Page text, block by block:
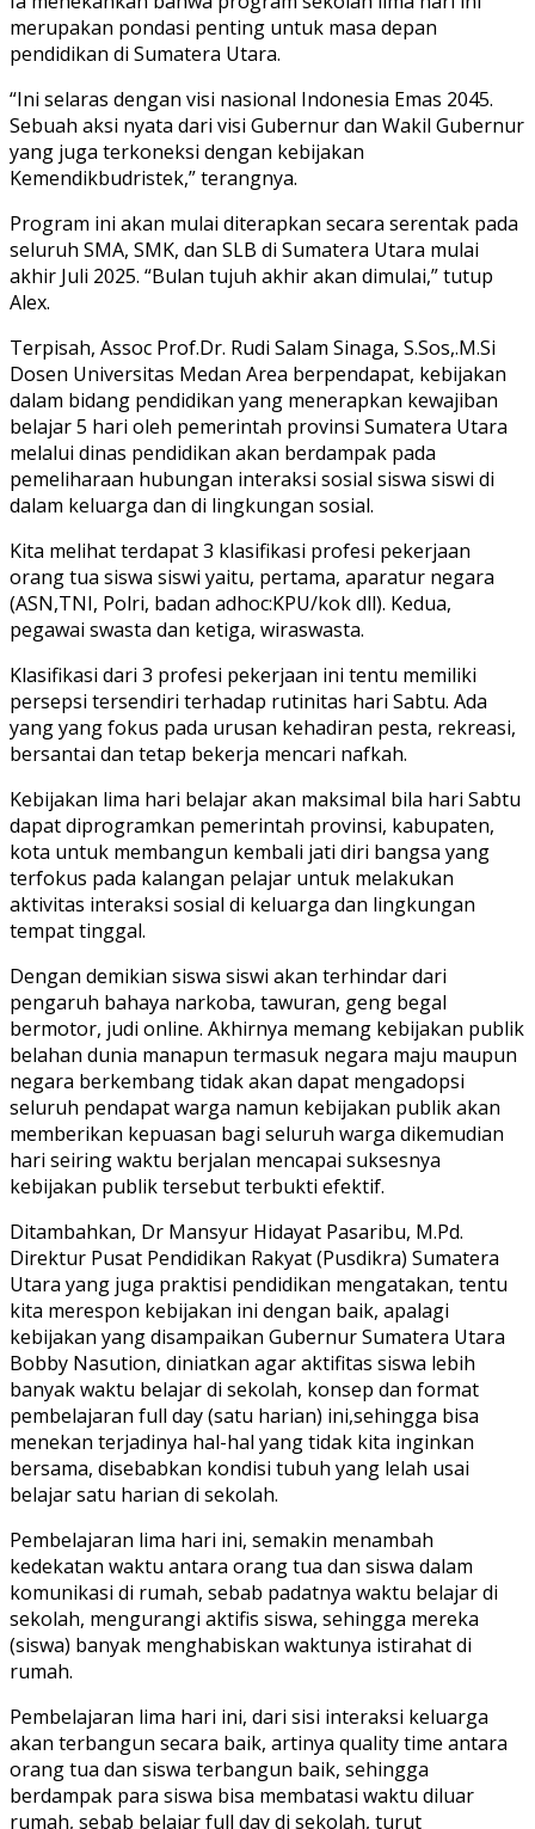
merupakan pondasi penting untuk masa depan
pendidikan di Sumatera Utara.
“Ini selaras dengan visi nasional Indonesia Emas 2045.
Sebuah aksi nyata dari visi Gubernur dan Wakil Gubernur
yang juga terkoneksi dengan kebijakan
Kemendikbudristek,” terangnya.
Program ini akan mulai diterapkan secara serentak pada
seluruh SMA, SMK, dan SLB di Sumatera Utara mulai
akhir Juli 2025. “Bulan tujuh akhir akan dimulai,” tutup
Alex.
Terpisah, Assoc Prof.Dr. Rudi Salam Sinaga, S.Sos,.M.Si
Dosen Universitas Medan Area berpendapat, kebijakan
dalam bidang pendidikan yang menerapkan kewajiban
belajar 5 hari oleh pemerintah provinsi Sumatera Utara
melalui dinas pendidikan akan berdampak pada
pemeliharaan hubungan interaksi sosial siswa siswi di
dalam keluarga dan di lingkungan sosial.
Kita melihat terdapat 3 klasifikasi profesi pekerjaan
orang tua siswa siswi yaitu, pertama, aparatur negara
(ASN,TNI, Polri, badan adhoc:KPU/kok dll). Kedua,
pegawai swasta dan ketiga, wiraswasta.
Klasifikasi dari 3 profesi pekerjaan ini tentu memiliki
persepsi tersendiri terhadap rutinitas hari Sabtu. Ada
yang yang fokus pada urusan kehadiran pesta, rekreasi,
bersantai dan tetap bekerja mencari nafkah.
Kebijakan lima hari belajar akan maksimal bila hari Sabtu
dapat diprogramkan pemerintah provinsi, kabupaten,
kota untuk membangun kembali jati diri bangsa yang
terfokus pada kalangan pelajar untuk melakukan
aktivitas interaksi sosial di keluarga dan lingkungan
tempat tinggal.
Dengan demikian siswa siswi akan terhindar dari
pengaruh bahaya narkoba, tawuran, geng begal
bermotor, judi online. Akhirnya memang kebijakan publik
belahan dunia manapun termasuk negara maju maupun
negara berkembang tidak akan dapat mengadopsi
seluruh pendapat warga namun kebijakan publik akan
memberikan kepuasan bagi seluruh warga dikemudian
hari seiring waktu berjalan mencapai suksesnya
kebijakan publik tersebut terbukti efektif.
Ditambahkan, Dr Mansyur Hidayat Pasaribu, M.Pd.
Direktur Pusat Pendidikan Rakyat (Pusdikra) Sumatera
Utara yang juga praktisi pendidikan mengatakan, tentu
kita merespon kebijakan ini dengan baik, apalagi
kebijakan yang disampaikan Gubernur Sumatera Utara
Bobby Nasution, diniatkan agar aktifitas siswa lebih
banyak waktu belajar di sekolah, konsep dan format
pembelajaran full day (satu harian) ini,sehingga bisa
menekan terjadinya hal-hal yang tidak kita inginkan
bersama, disebabkan kondisi tubuh yang lelah usai
belajar satu harian di sekolah.
Pembelajaran lima hari ini, semakin menambah
kedekatan waktu antara orang tua dan siswa dalam
komunikasi di rumah, sebab padatnya waktu belajar di
sekolah, mengurangi aktifis siswa, sehingga mereka
(siswa) banyak menghabiskan waktunya istirahat di
rumah.
Pembelajaran lima hari ini, dari sisi interaksi keluarga
akan terbangun secara baik, artinya quality time antara
orang tua dan siswa terbangun baik, sehingga
berdampak para siswa bisa membatasi waktu diluar
rumah, sebab belajar full day di sekolah, turut